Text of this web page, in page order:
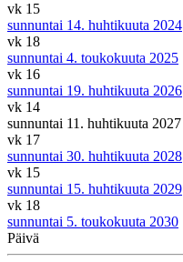
vk 15
sunnuntai 14. huhtikuuta 2024
vk 18
sunnuntai 4. toukokuuta 2025
vk 16
sunnuntai 19. huhtikuuta 2026
vk 14
sunnuntai 11. huhtikuuta 2027
vk 17
sunnuntai 30. huhtikuuta 2028
vk 15
sunnuntai 15. huhtikuuta 2029
vk 18
sunnuntai 5. toukokuuta 2030
Päivä